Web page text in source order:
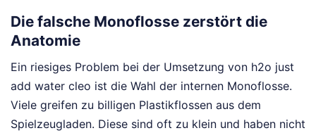
Die falsche Monoflosse zerstört die
Anatomie
Ein riesiges Problem bei der Umsetzung von h2o just
add water cleo ist die Wahl der internen Monoflosse.
Viele greifen zu billigen Plastikflossen aus dem
Spielzeugladen. Diese sind oft zu klein und haben nicht